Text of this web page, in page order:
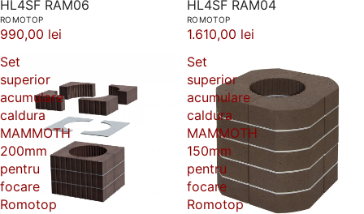
HL4SF RAM06
ROMOTOP
990,00 lei
HL4SF RAM04
ROMOTOP
1.610,00 lei
Set
superior
acumulare
caldura
MAMMOTH
200mm
pentru
focare
Romotop
Set
superior
acumulare
caldura
MAMMOTH
150mm
pentru
focare
Romotop